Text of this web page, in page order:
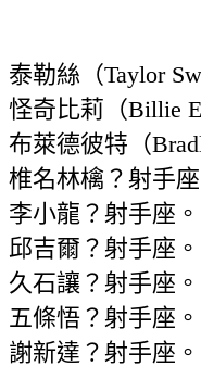
泰勒絲（Taylor
怪奇比莉（Billie
布萊德彼特（
椎名林檎？射手座
李小龍？射手座。
邱吉爾？射手座。
久石讓？射手座。
五條悟？射手座。
謝新達？射手座。